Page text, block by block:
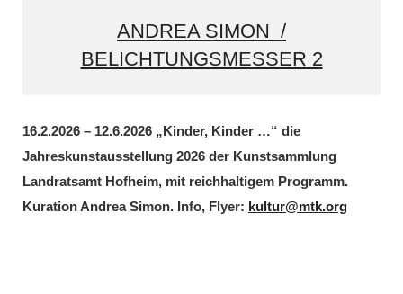
ANDREA SIMON /
BELICHTUNGSMESSER 2
16.2.2026 – 12.6.2026 „Kinder, Kinder …“ die
Jahreskunstausstellung 2026 der Kunstsammlung
Landratsamt Hofheim, mit reichhaltigem Programm.
Kuration Andrea Simon. Info, Flyer: kultur@mtk.org